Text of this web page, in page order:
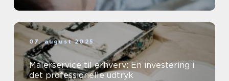
07. august 2025
Malerservice til erhverv: En investering i
det professionelle udtryk